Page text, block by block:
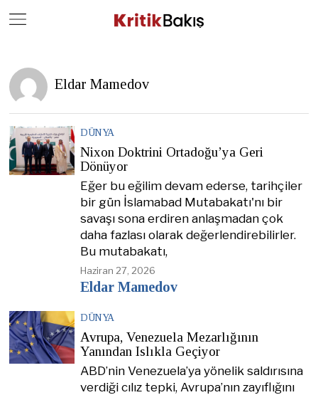
Eldar Mamedov
DÜNYA
Nixon Doktrini Ortadoğu’ya Geri
Dönüyor
Eğer bu eğilim devam ederse, tarihçiler
bir gün İslamabad Mutabakatı'nı bir
savaşı sona erdiren anlaşmadan çok
daha fazlası olarak değerlendirebilirler.
Bu mutabakatı,
Haziran 27, 2026
Eldar Mamedov
DÜNYA
Avrupa, Venezuela Mezarlığının
Yanından Islıkla Geçiyor
ABD’nin Venezuela’ya yönelik saldırısına
verdiği cılız tepki, Avrupa’nın zayıflığını